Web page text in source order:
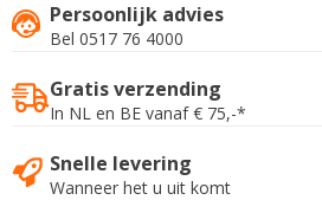
Persoonlijk advies
Bel 0517 76 4000
Gratis verzending
In NL en BE vanaf € 75,-*
Snelle levering
Wanneer het u uit komt